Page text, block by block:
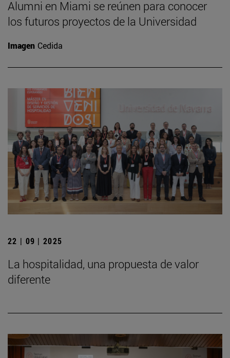
Alumni en Miami se reúnen para conocer
los futuros proyectos de la Universidad
Imagen Cedida
22 | 09 | 2025
La hospitalidad, una propuesta de valor
diferente